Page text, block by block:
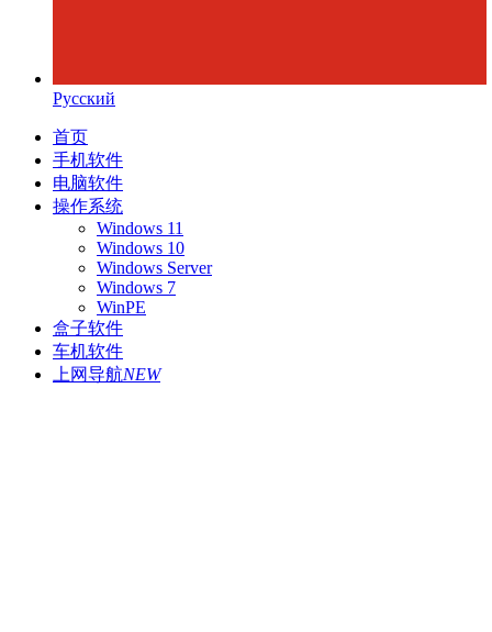
Русский
首页
手机软件
电脑软件
操作系统
Windows 11
Windows 10
Windows Server
Windows 7
WinPE
盒子软件
车机软件
上网导航NEW